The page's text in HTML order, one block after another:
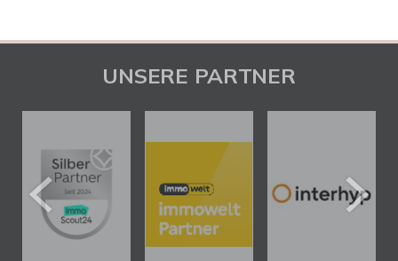
UNSERE PARTNER